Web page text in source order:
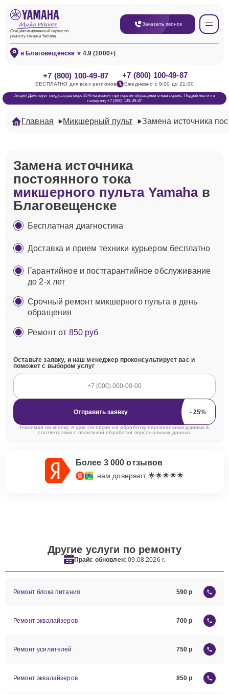
Специализированный сервис по
ремонту техники Yamaha
Заказать звонок
в Благовещенске ⭐ 4.9 (1000+)
+7 (800) 100-49-87
БЕСПЛАТНО для всех регионов
+7 (800) 100-49-87
Ежедневно с 9:00 до 21:00
Акция! Действует скидка в размере 25% на ремонт при первом обращении в наш сервис. Подробности по
телефону +7 (800) 100-49-87
Главная Микшерный пульт Замена источника
Замена источника
постоянного тока
микшерного пульта Yamahaв
Благовещенске
Бесплатная диагностика
Доставка и прием техники курьером бесплатно
Гарантийное и постгарантийное обслуживание
до 2-х лет
Срочный ремонт микшерного пульта в день
обращения
Ремонтот 850 руб
Оставьте заявку, и наш менеджер проконсультирует вас и
поможет с выбором услуг
Отправить заявку
Нажимая на кнопку, я даю согласие на обработку персональных данных в
соответствии с политикой обработки персональных данных
Более 3 000 отзывов
нам доверяют 🌟🌟🌟🌟🌟
Другие услуги по ремонту
Прайс обновлен: 09.08.2026 г.
Ремонт блока питания 590
Ремонт эквалайзеров 700
Ремонт усилителей 750
Ремонт эквалайзеров 850